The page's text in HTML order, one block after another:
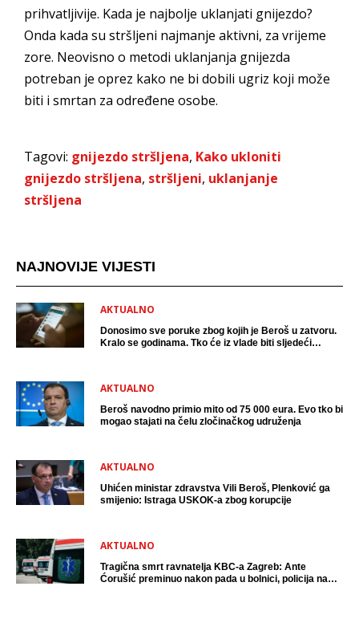
prihvatljivije. Kada je najbolje uklanjati gnijezdo?
Onda kada su stršljeni najmanje aktivni, za vrijeme
zore. Neovisno o metodi uklanjanja gnijezda
potreban je oprez kako ne bi dobili ugriz koji može
biti i smrtan za određene osobe.
Tagovi: gnijezdo stršljena, Kako ukloniti
gnijezdo stršljena, stršljeni, uklanjanje
stršljena
NAJNOVIJE VIJESTI
AKTUALNO
Donosimo sve poruke zbog kojih je Beroš u zatvoru.
Kralo se godinama. Tko će iz vlade biti sljedeći
AKTUALNO
Beroš navodno primio mito od 75 000 eura. Evo tko bi
mogao stajati na čelu zločinačkog udruženja
AKTUALNO
Uhićen ministar zdravstva Vili Beroš, Plenković ga
smijenio: Istraga USKOK-a zbog korupcije
AKTUALNO
Tragična smrt ravnatelja KBC-a Zagreb: Ante
Ćorušić preminuo nakon pada u bolnici, policija na